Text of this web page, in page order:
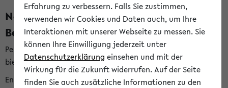
Nachhaltigkeitspreis 2026:
Bewerbungsphase gestartet (06.08.26)
Per E-Mail eingestellt von nachhaltigkeitsbuero@uni-
bielefeld.de an den Verteiler 'Alle Studierenden':
English version below
Erfahrung zu verbessern. Falls Sie zustimmen,
verwenden wir Cookies und Daten auch, um Ihre
Interaktionen mit unserer Webseite zu messen. Sie
können Ihre Einwilligung jederzeit unter
Datenschutzerklärung einsehen und mit der
Wirkung für die Zukunft widerrufen. Auf der Seite
finden Sie auch zusätzliche Informationen zu den